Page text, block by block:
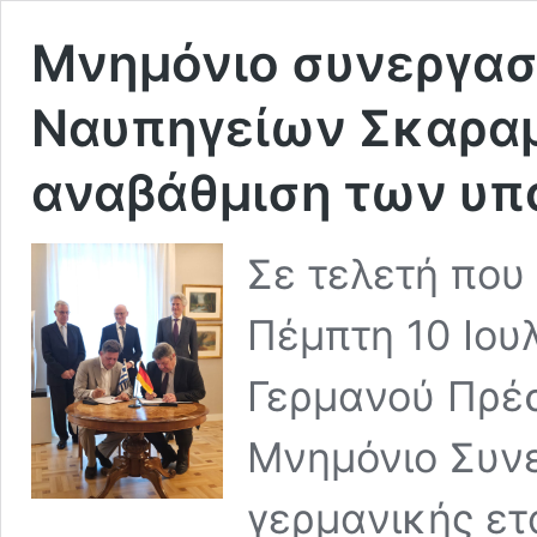
Μνημόνιο
Ναυπηγείων
αναβάθμιση των
Σε τελετή
Πέμπτη 10
Γερμανού
Μνημόνιο
γερμανικής